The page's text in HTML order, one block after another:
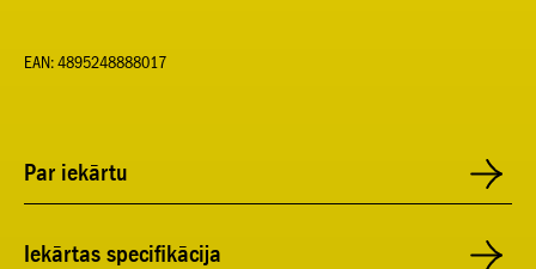
EAN: 4895248888017
Par iekārtu
Iekārtas specifikācija